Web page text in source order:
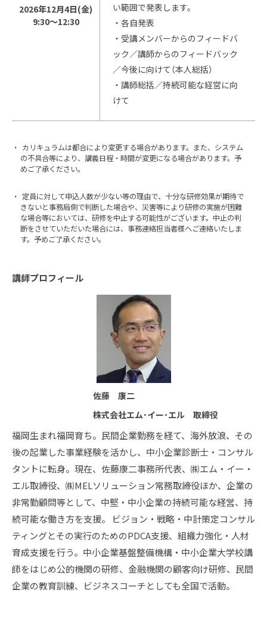
2026年12月4日(金)
9:30～12:30
い範囲で発表します。
・各自発表
・受講メンバーからのフィードバ
ック／講師からのフィードバック
／今後に向けて（本人総括）
・講師総括／持続可能な経営に向
けて
・ カリキュラムは都合により変更する場合があります。また、システム
の不具合等により、講義日程・時間が変更になる場合があります。予
めご了承ください。
・ 定員に対して申込人数が少ない等の理由で、十分な研修効果が期待で
きないと事務局側で判断した場合や、災害等により研修の実施が困難
な場合等においては、研修を中止する可能性がございます。中止の判
断をさせていただいた場合には、事務連絡担当者様へご連絡いたしま
す。予めご了承ください。
講師プロフィール
佐藤 康二
株式会社エム･イー･エル 取締役
福岡生まれ福岡育ち。民間企業勤務を経て、海外放浪、その
後の起業した事業経験を活かし、中小企業診断士・コンサル
タントに転身。現在、佐藤康二事務所代表、㈱エム・イー・
エル取締役、㈱MELソリューション常務取締役ほか、企業の
非常勤顧問等として、中堅・中小企業の持続可能な経営、持
続可能な働き方を支援。 ビジョン・戦略・中計策定コンサル
ティングとその実行のためのPDCA支援、組織力強化・人材
育成支援を行う。中小企業基盤整備機構・中小企業大学校講
師をはじめ公的機関の研修、金融機関の顧客向け研修、民間
企業の教育訓練、ビジネスコーチとしても全国で活動。